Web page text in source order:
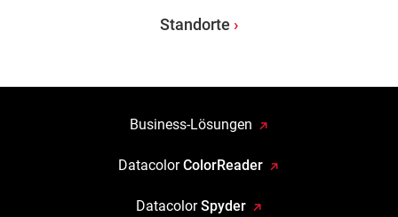
Standorte
Business-Lösungen
DatacolorColorReader
DatacolorSpyder